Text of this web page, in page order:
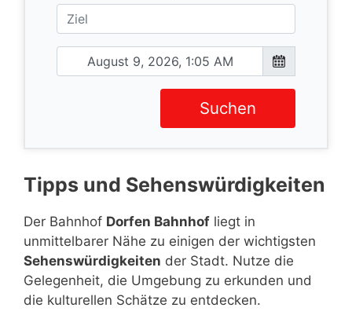
Suchen
Tipps und Sehenswürdigkeiten
Der Bahnhof Dorfen Bahnhof liegt in
unmittelbarer Nähe zu einigen der wichtigsten
Sehenswürdigkeiten der Stadt. Nutze die
Gelegenheit, die Umgebung zu erkunden und
die kulturellen Schätze zu entdecken.